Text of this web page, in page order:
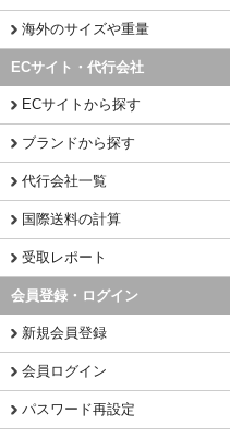
海外のサイズや重量
ECサイト・代行会社
ECサイトから探す
ブランドから探す
代行会社一覧
国際送料の計算
受取レポート
会員登録・ログイン
新規会員登録
会員ログイン
パスワード再設定